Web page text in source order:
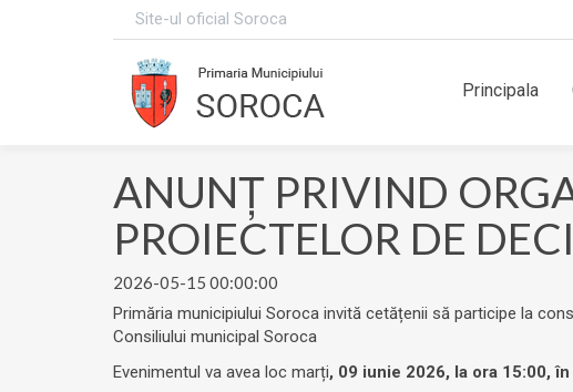
Site-ul oficial Soroca
Principala
ANUNŢ PRIVIND
PROIECTELOR DE
2026-05-15 00:00:00
Primăria municipiului Soroca invită cetățenii să participe la
Consiliului municipal Soroca
Evenimentul va avea loc marți, 09 iunie 2026, la ora 15:00,